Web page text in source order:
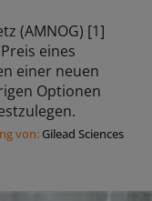
(AMNOG) [1]
eines
einer neuen
Optionen
von: Gilead Sciences